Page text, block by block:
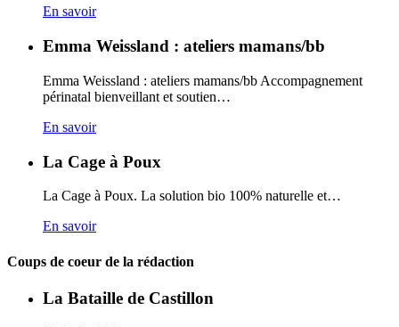
En savoir
Emma Weissland : ateliers mamans/bb
Emma Weissland : ateliers mamans/bb Accompagnement
périnatal bienveillant et soutien…
En savoir
La Cage à Poux
La Cage à Poux. La solution bio 100% naturelle et…
En savoir
Coups de coeur de la rédaction
La Bataille de Castillon